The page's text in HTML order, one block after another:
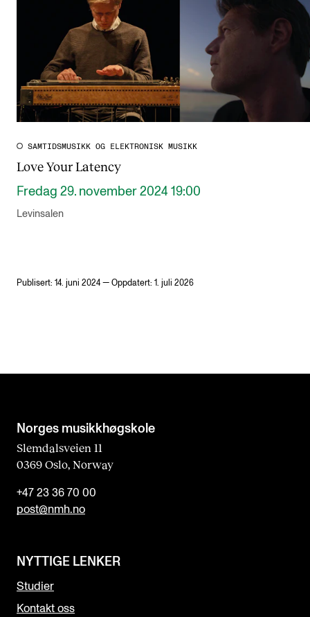
SAMTIDSMUSIKK OG ELEKTRONISK MUSIKK
Love Your Latency
Fredag 29. november 2024 19:00
Levinsalen
Publisert: 14. juni 2024 — Oppdatert: 1. juli 2026
Norges musikk­høgskole
Slemdalsveien 11
0369 Oslo, Norway
+47 23 36 70 00
post@nmh.no
NYTTIGE LENKER
Studier
Kontakt oss